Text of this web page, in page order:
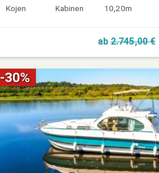
Kojen
Kabinen
10,20m
ab 2.745,00 €
-30%